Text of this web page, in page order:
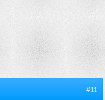
#11